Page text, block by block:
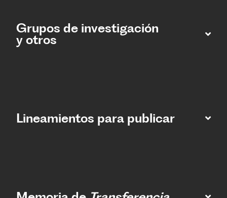
Grupos de investigación
y otros
Lineamientos para publicar